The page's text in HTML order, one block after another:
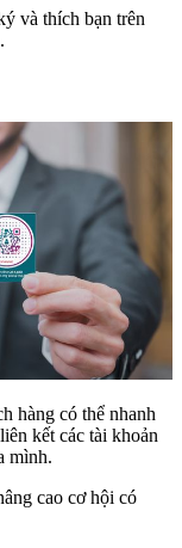
và thích bạn trên
hàng có thể nhanh
kết các tài khoản
mình.
cao cơ hội có